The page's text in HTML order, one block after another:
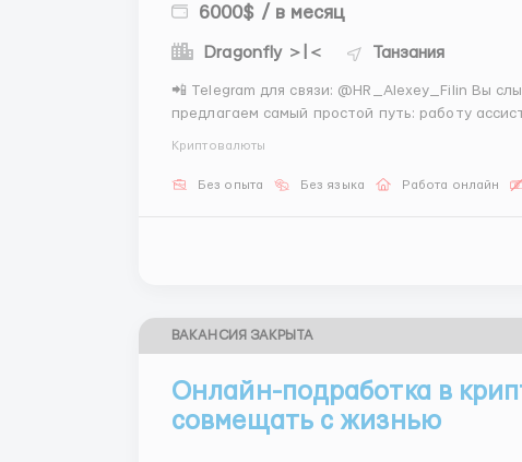
6000$ / в месяц
Dragonfly ＞|＜ Танзания
📲 Telegram для связи: @HR_Alexey_Filin Вы слышали о блокчейне, но боитесь сложности? Мы
предлагаем самый простой путь: работу
Криптовалюты
Без опыта Без языка Работа онлайн
ВАКАНСИЯ ЗАКРЫТА
Онлайн-подработка в
совмещать с жизнью